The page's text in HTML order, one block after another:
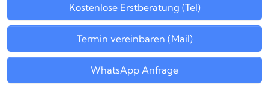
Kostenlose Erstberatung (Tel)
Termin vereinbaren (Mail)
WhatsApp Anfrage